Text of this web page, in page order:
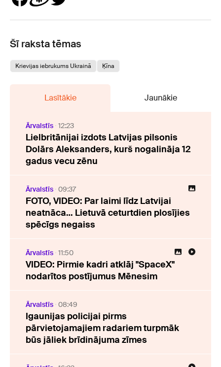
Šī raksta tēmas
Krievijas iebrukums Ukrainā Ķīna
Lasītākie Jaunākie
Ārvalstīs 12:23
Lielbritānijai izdots Latvijas pilsonis
Dolārs Aleksanders, kurš nogalināja 12
gadus vecu zēnu
Ārvalstīs 09:37
FOTO, VIDEO: Par laimi līdz Latvijai
neatnāca… Lietuvā ceturtdien plosījies
spēcīgs negaiss
Ārvalstīs 11:50
VIDEO: Pirmie kadri atklāj "SpaceX"
nodarītos postījumus Mēnesim
Ārvalstīs 08:49
Igaunijas policijai pirms
pārvietojamajiem radariem turpmāk
būs jāliek brīdinājuma zīmes